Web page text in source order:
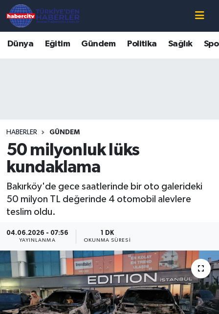
Dünya Eğitim Gündem Politika Sağlık
HABERLER GÜNDEM
50 milyonluk lüks
kundaklama
Bakırköy'de gece saatlerinde bir oto galerideki
50 milyon TL değerinde 4 otomobil alevlere
teslim oldu.
04.06.2026 - 07:56
YAYINLANMA
1 DK
OKUNMA SÜRESI
Süper Lig Puan Durumu ve Fikstür
Tüm Manşetler
Son Dakika Haberleri
Haber Arşivi